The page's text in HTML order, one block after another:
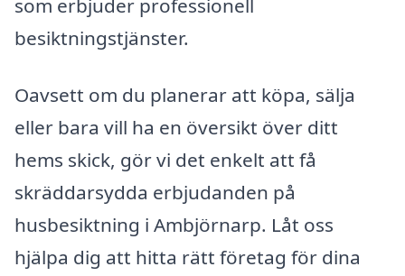
som erbjuder professionell
besiktningstjänster.
Oavsett om du planerar att köpa, sälja
eller bara vill ha en översikt över ditt
hems skick, gör vi det enkelt att få
skräddarsydda erbjudanden på
husbesiktning i Ambjörnarp. Låt oss
hjälpa dig att hitta rätt företag för dina